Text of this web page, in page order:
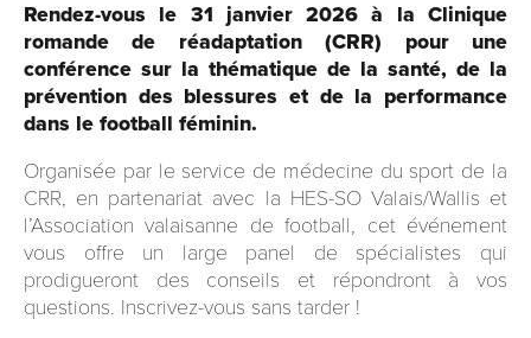
Rendez-vous le 31 janvier 2026 à la Clinique
romande de réadaptation (CRR) pour une
conférence sur la thématique de la santé, de la
prévention des blessures et de la performance
dans le football féminin.
Organisée par le service de médecine du sport de la
CRR, en partenariat avec la HES-SO Valais/Wallis et
l’Association valaisanne de football, cet événement
vous offre un large panel de spécialistes qui
prodigueront des conseils et répondront à vos
questions. Inscrivez-vous sans tarder !